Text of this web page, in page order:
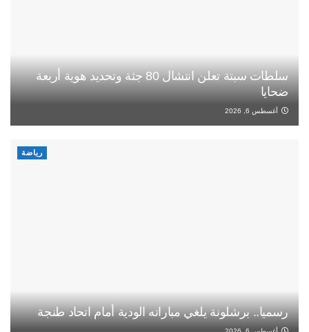
سلطات سبتة تعلن انتشال 80 جثة وتحديد هوية أربعة
ضحايا
أغسطس 6, 2026
رياضة
رسميا.. برشلونة يلغي مباراته الودية أمام اتحاد طنجة